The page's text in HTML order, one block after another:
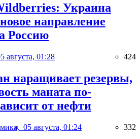
Украина
направление
Россию
августа, 01:28 424
наращивает резервы,
маната по-
от нефти
05 августа, 01:24 332